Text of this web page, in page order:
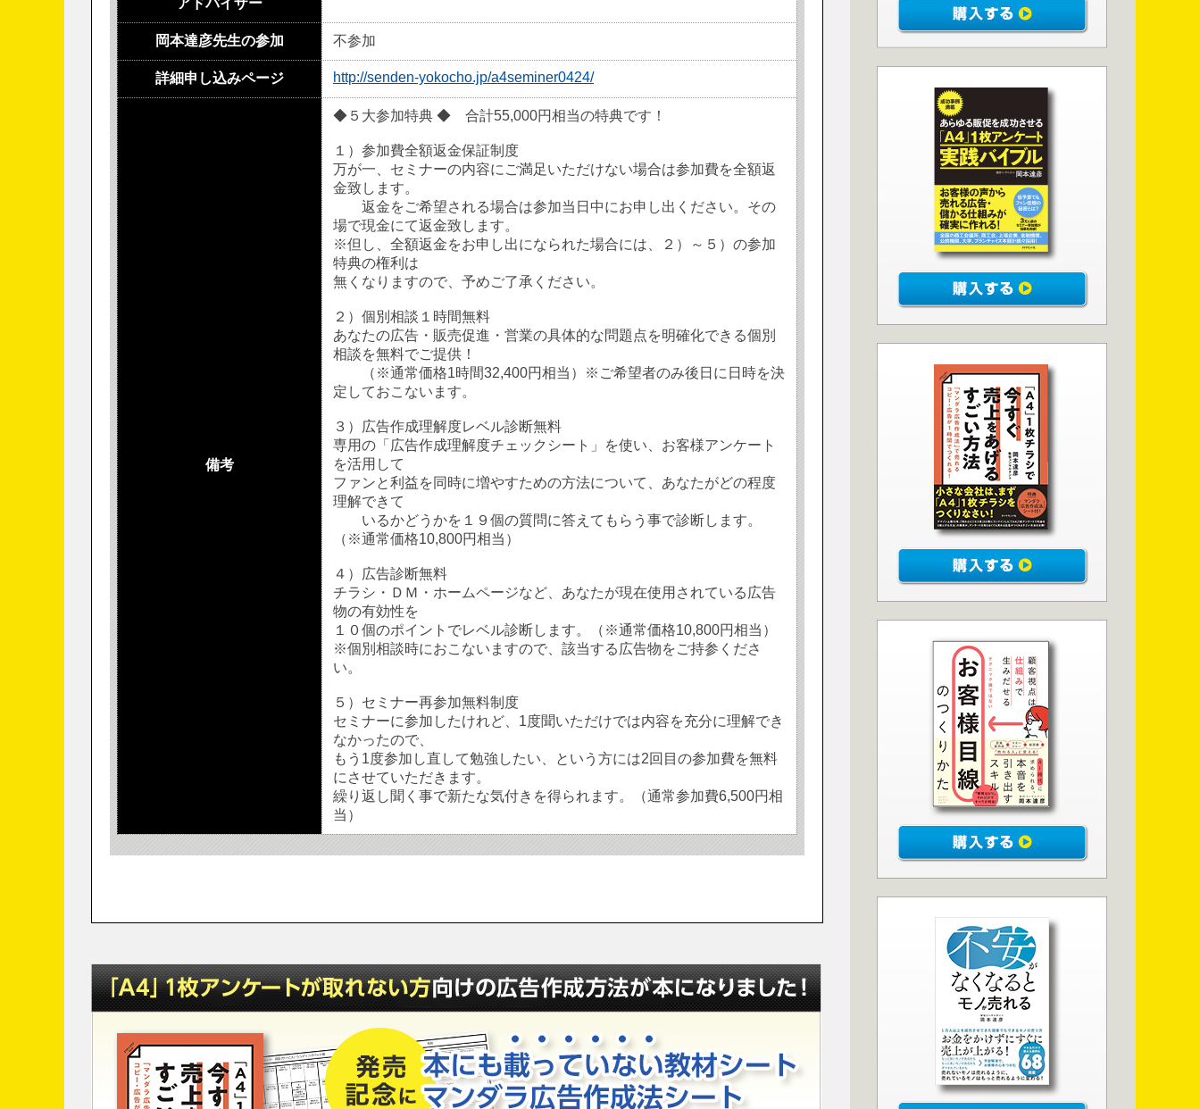
アドバイザー
岡本達彦先生の参加 不参加
詳細申し込みページ http://senden-yokocho.jp/a4seminer0424/
備考
◆５大参加特典 ◆ 合計55,000円相当の特典です！
１）参加費全額返金保証制度
万が一、セミナーの内容にご満足いただけない場合は参加費を全額返
金致します。
返金をご希望される場合は参加当日中にお申し出ください。その
場で現金にて返金致します。
※但し、全額返金をお申し出になられた場合には、２）～５）の参加
特典の権利は
無くなりますので、予めご了承ください。
２）個別相談１時間無料
あなたの広告・販売促進・営業の具体的な問題点を明確化できる個別
相談を無料でご提供！
（※通常価格1時間32,400円相当）※ご希望者のみ後日に日時を決
定しておこないます。
３）広告作成理解度レベル診断無料
専用の「広告作成理解度チェックシート」を使い、お客様アンケート
を活用して
ファンと利益を同時に増やすための方法について、あなたがどの程度
理解できて
いるかどうかを１９個の質問に答えてもらう事で診断します。
（※通常価格10,800円相当）
４）広告診断無料
チラシ・ＤＭ・ホームページなど、あなたが現在使用されている広告
物の有効性を
１０個のポイントでレベル診断します。（※通常価格10,800円相当）
※個別相談時におこないますので、該当する広告物をご持参くださ
い。
５）セミナー再参加無料制度
セミナーに参加したけれど、1度聞いただけでは内容を充分に理解でき
なかったので、
もう1度参加し直して勉強したい、という方には2回目の参加費を無料
にさせていただきます。
繰り返し聞く事で新たな気付きを得られます。（通常参加費6,500円相
当）